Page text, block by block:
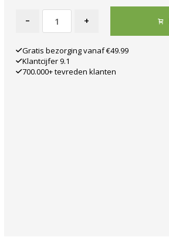
- +
Gratis bezorging vanaf €49.99
Klantcijfer 9.1
700.000+ tevreden klanten